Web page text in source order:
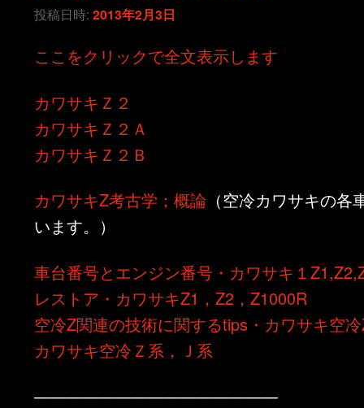
テ
ン
ツ
へ
動
ン
ツ
へ
移
投稿日時:2013年2月3日
ここをクリックで全文表示します
カワサキＺ２
カワサキＺ２Ａ
カワサキＺ２Ｂ
カワサキZ考古学；概論 （空冷カワサキの各
います。）
車台番号とエンジン番号・カワサキ１
レストア・カワサキZ1，Z2，Z1000R
空冷Z関連の技術に関するtips・カワサキ空
カワサキ空冷Ｚ系，Ｊ系
———————————————